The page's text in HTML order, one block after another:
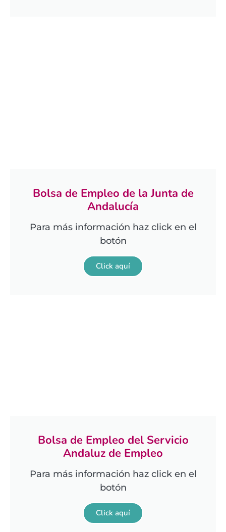
Bolsa de Empleo de la Junta de
Andalucía
Para más información haz click en el
botón
Click aquí
Bolsa de Empleo del Servicio
Andaluz de Empleo
Para más información haz click en el
botón
Click aquí